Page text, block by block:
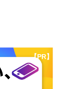
【PR】